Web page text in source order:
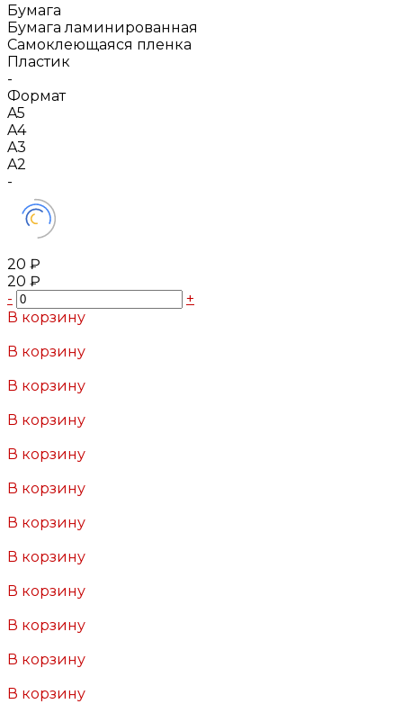
Бумага
Бумага ламинированная
Самоклеющаяся пленка
Пластик
-
Формат
A5
A4
A3
A2
-
20 ₽
20 ₽
-
+
В корзину
В корзину
В корзину
В корзину
В корзину
В корзину
В корзину
В корзину
В корзину
В корзину
В корзину
В корзину